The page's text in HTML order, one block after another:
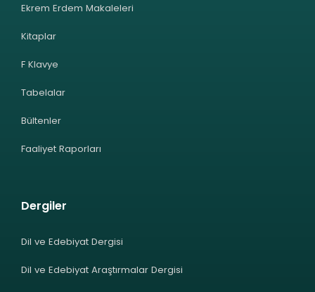
Ekrem Erdem Makaleleri
Kitaplar
F Klavye
Tabelalar
Bültenler
Faaliyet Raporları
Dergiler
Dil ve Edebiyat Dergisi
Dil ve Edebiyat Araştırmalar Dergisi